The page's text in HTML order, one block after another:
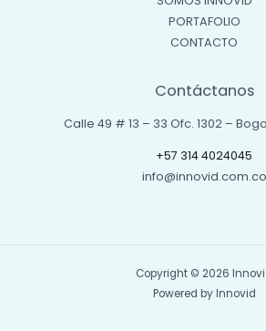
PORTAFOLIO
CONTACTO
Contáctanos
Calle 49 # 13 – 33 Ofc. 1302 –
+57 314 4024045
info@innovid.com.co
Copyright © 2026
Powered by Innovid